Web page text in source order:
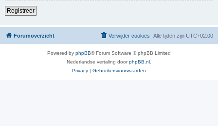
Registreer
Forumoverzicht Alle tijden zijn UTC+02:00
Verwijder cookies
Powered by phpBB® Forum Software © phpBB Limited
Nederlandse vertaling doorphpBB.nl
Privacy | Gebruikersvoorwaarden